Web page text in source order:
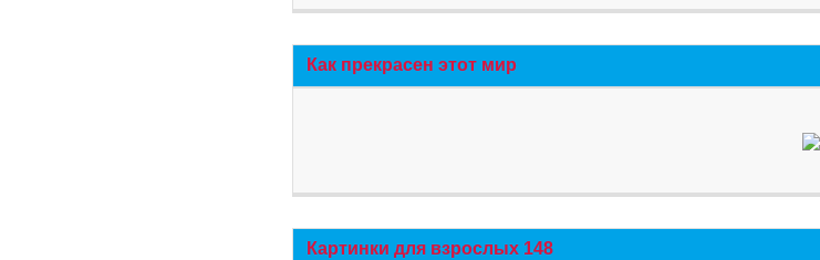
Как прекрасен этот мир
Картинки для взрослых 148